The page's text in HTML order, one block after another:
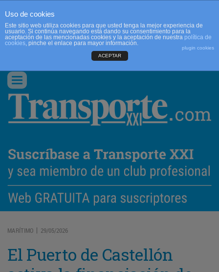
CONTACTO
Conmutar
navegación
MARÍTIMO | 29/05/2026
El Puerto de Castellón
Uso de cookies
Este sitio web utiliza cookies para que usted tenga la mejor experiencia de
usuario. Si continúa navegando está dando su consentimiento para la
aceptación de las mencionadas cookies y la aceptación de nuestra política de
cookies, pinche el enlace para mayor información.
plugin cookies
ACEPTAR